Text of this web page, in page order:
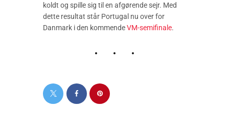
koldt og spille sig til en afgørende sejr. Med
dette resultat står Portugal nu over for
Danmark i den kommendeVM-semifinale.